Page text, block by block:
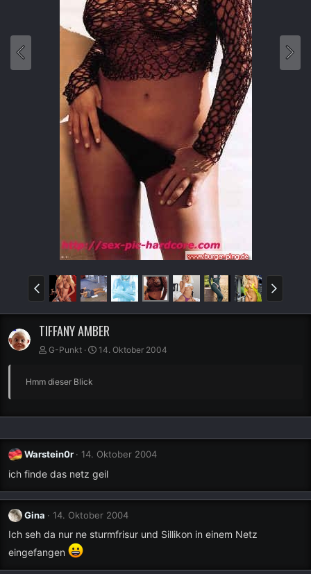
TIFFANY AMBER
G-Punkt 14. Oktober 2004
Hmm dieser Blick
Warstein0r 14. Oktober 2004
ich finde das netz geil
Gina 14. Oktober 2004
Ich seh da nur ne sturmfrisur und Sillikon in einem Netz
eingefangen